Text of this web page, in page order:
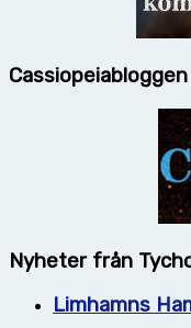
Cassiopeiabloggen
Nyheter från
Limhamns